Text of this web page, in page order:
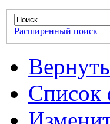
Расширенный поиск
Список